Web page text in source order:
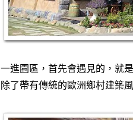
一進園區，首先會遇見的，就
除了帶有傳統的歐洲鄉村建築